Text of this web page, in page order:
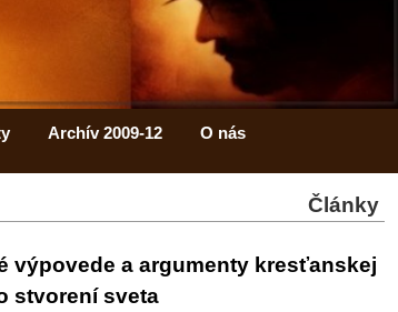
Archív 2009-12 O nás
Články
výpovede a argumenty kresťanskej
stvorení sveta